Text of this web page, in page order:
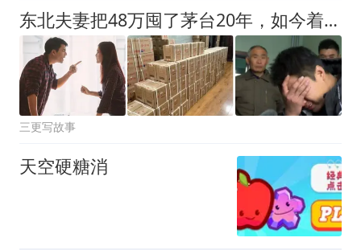
东北夫妻把48万囤了茅台20年，如今着急用钱，才发现这些酒的真实价值
三更写故事
天空硬糖消